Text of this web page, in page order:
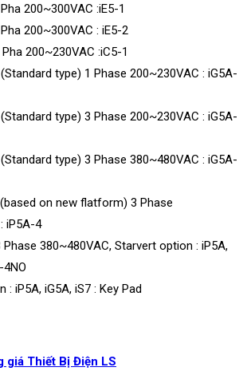
200~300VAC :iE5-1
200~300VAC : iE5-2
200~230VAC :iC5-1
type) 1 Phase 200~230VAC : iG5A-
type) 3 Phase 200~230VAC : iG5A-
type) 3 Phase 380~480VAC : iG5A-
on new flatform) 3 Phase
iP5A-4
Phase 380~480VAC, Starvert option : iP5A,
4NO
: iP5A, iG5A, iS7 : Key Pad
giá Thiết Bị Điện LS